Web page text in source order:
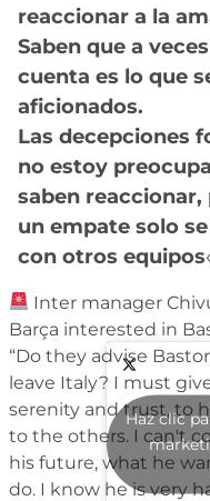
reaccionar a la
Saben que a
cuenta es lo que
aficionados.
Las decepciones
no estoy
saben
un empate solo
con otros equipos
Inter manager
Barça interested in
“Do they advise
leave Italy? I must
serenity and trust, to
to the others. I can't
his future, what he
do. I know he is very
Haz clic